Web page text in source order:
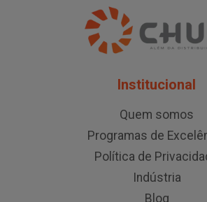
Institucional
Quem somos
Programas de
Política de
Indústria
Blog